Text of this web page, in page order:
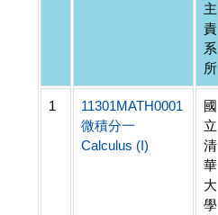
主
責
系
所
1
11301MATH0001
微積分一
Calculus (I)
國
立
清
華
大
學